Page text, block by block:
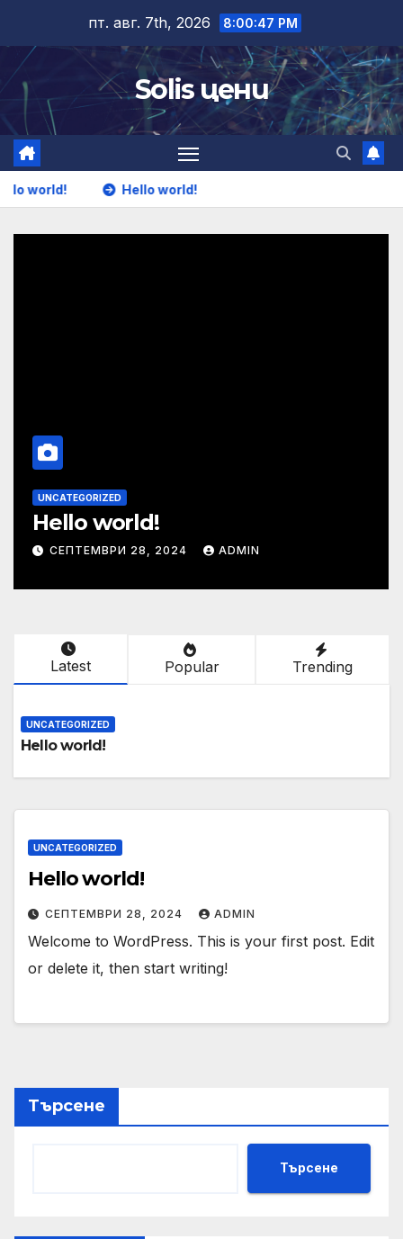
content
пт. авг. 7th, 2026 8:00:47 PM
Solis цени
world! Hello world!
UNCATEGORIZED
Hello world!
СЕПТЕМВРИ 28, 2024 ADMIN
Latest Popular Trending
UNCATEGORIZED
Hello world!
UNCATEGORIZED
Hello world!
СЕПТЕМВРИ 28, 2024 ADMIN
Welcome to WordPress. This is your first post. Edit
or delete it, then start writing!
Търсене
Търсене